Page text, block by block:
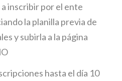
inscribir por el ente
la planilla previa de
y subirla a la página
hasta el día 10